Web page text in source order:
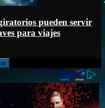
pueden servir
para viajes